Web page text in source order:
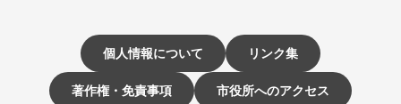
個人情報について リンク集
著作権・免責事項 市役所へのアクセス